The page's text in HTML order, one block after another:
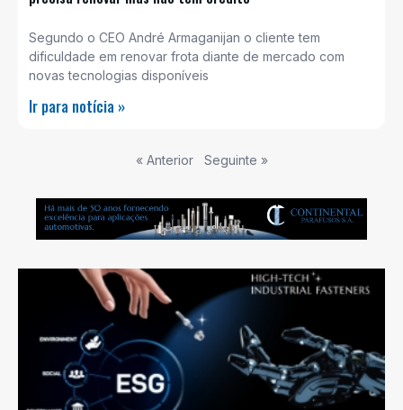
Segundo o CEO André Armaganijan o cliente tem
dificuldade em renovar frota diante de mercado com
novas tecnologias disponíveis
Ir para notícia »
« Anterior Seguinte »